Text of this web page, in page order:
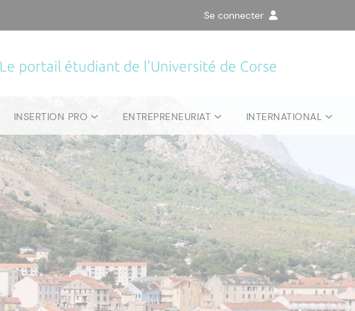
Se connecter
Le portail étudiant de l'Université de Corse
INSERTION PRO ENTREPRENEURIAT INTERNATIONAL